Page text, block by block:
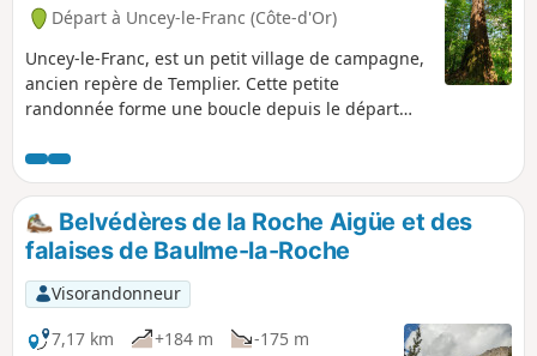
Départ à Uncey-le-Franc (Côte-d'Or)
Uncey-le-Franc, est un petit village de campagne,
ancien repère de Templier. Cette petite
randonnée forme une boucle depuis le départ
Belvédères de la Roche Aigüe et des
falaises de Baulme-la-Roche
Visorandonneur
7,17 km
+184 m
-175 m